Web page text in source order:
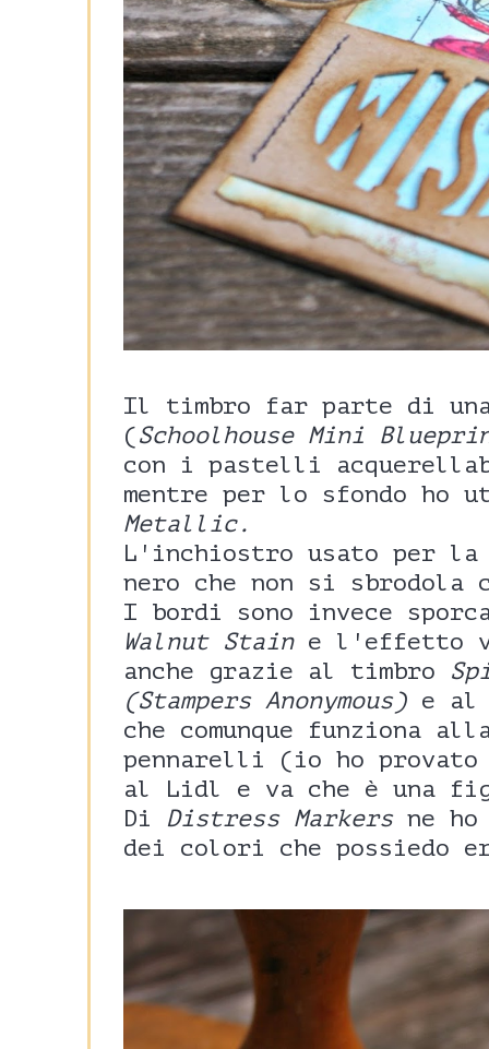
Il timbro far parte di
(Schoolhouse Mini
con i pastelli
mentre per lo sfondo ho
Metallic.
L'inchiostro usato per
nero che non si sbrodola
I bordi sono invece
Walnut Staine l'effetto
anche grazie al timbro
(Stampers Anonymous) e
che comunque funziona
pennarelli (io ho
al Lidl e va che è una
Di Distress Markersne ho
dei colori che possiedo